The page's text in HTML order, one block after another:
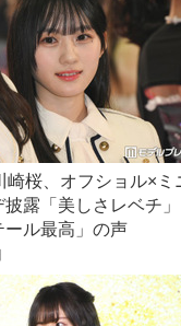
崎桜、オフショル×ミ
露「美しさレベチ」
ール最高」の声